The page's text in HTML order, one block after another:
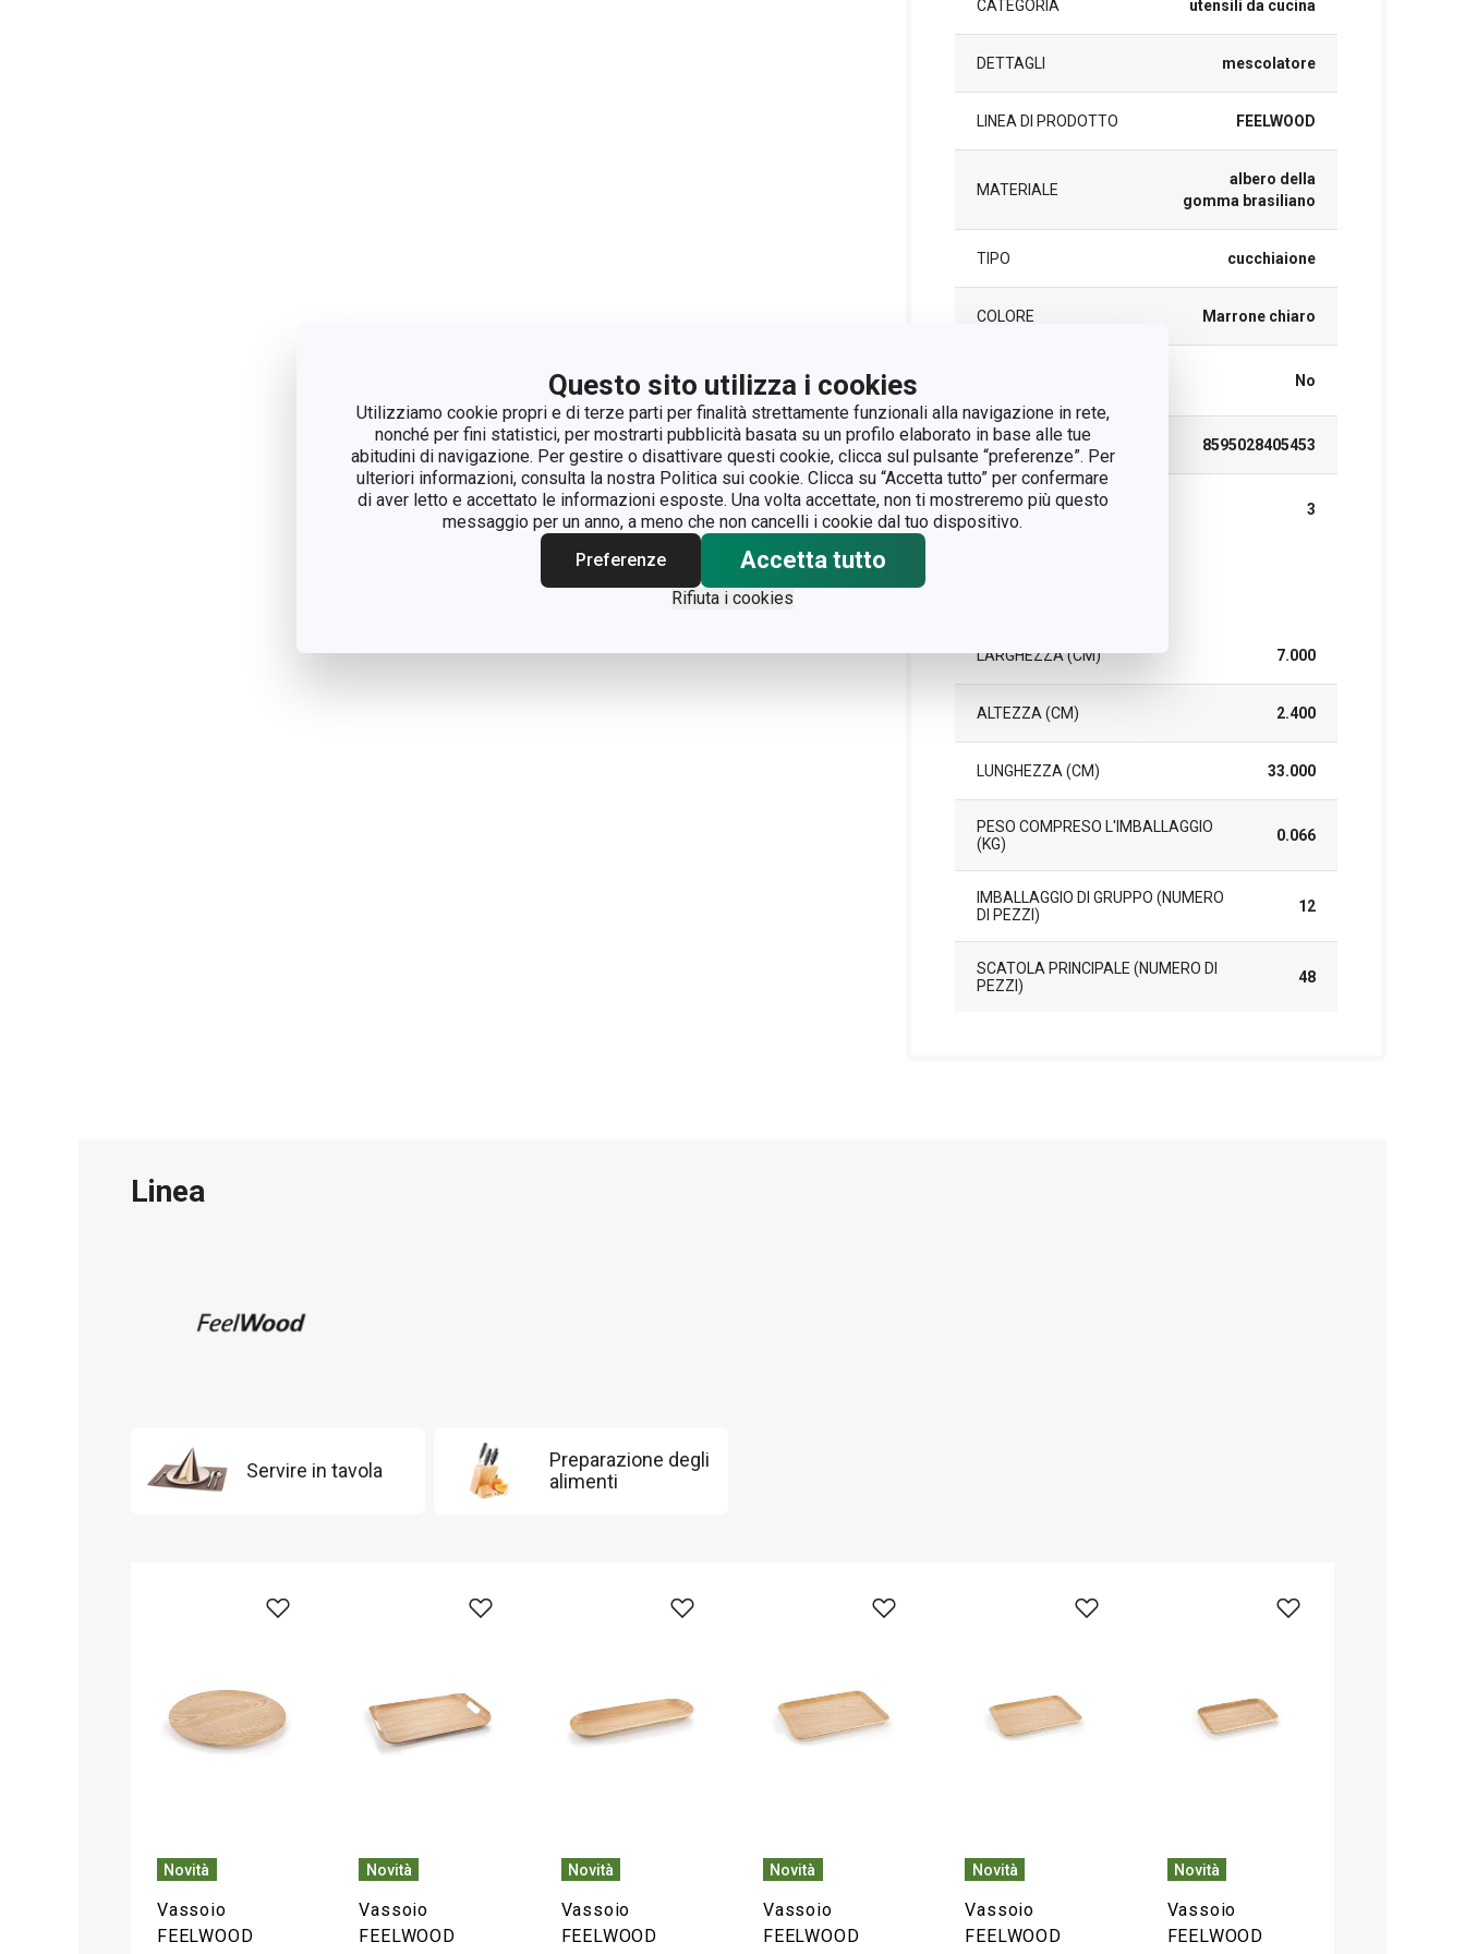
Questo sito utilizza i cookies
Utilizziamo cookie propri e di terze parti per finalità strettamente funzionali alla navigazione in rete,
nonché per fini statistici, per mostrarti pubblicità basata su un profilo elaborato in base alle tue
abitudini di navigazione. Per gestire o disattivare questi cookie, clicca sul pulsante “preferenze”. Per
ulteriori informazioni, consulta la nostra Politica sui cookie. Clicca su “Accetta tutto” per confermare
di aver letto e accettato le informazioni esposte. Una volta accettate, non ti mostreremo più questo
messaggio per un anno, a meno che non cancelli i cookie dal tuo dispositivo.
Preferenze
Accetta tutto
Rifiuta i cookies
CATEGORIA utensili da cucina
DETTAGLI mescolatore
LINEA DI PRODOTTO FEELWOOD
MATERIALE
albero della
gomma brasiliano
TIPO cucchiaione
COLORE Marrone chiaro
No
EAN 8595028405453
DURATA DELLA
GARANZIA (IN ANNI)
3
LARGHEZZA (CM) 7.000
ALTEZZA (CM) 2.400
LUNGHEZZA (CM) 33.000
PESO COMPRESO L'IMBALLAGGIO
(KG)
0.066
IMBALLAGGIO DI GRUPPO (NUMERO
DI PEZZI)
12
SCATOLA PRINCIPALE (NUMERO DI
PEZZI)
48
Linea
Servire in tavola
Preparazione degli
alimenti
Novità
Vassoio
FEELWOOD
Novità
Vassoio
FEELWOOD
Novità
Vassoio
FEELWOOD
Novità
Vassoio
FEELWOOD
Novità
Vassoio
FEELWOOD
Novità
Vassoio
FEELWOOD